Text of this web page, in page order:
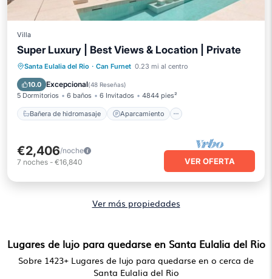
Villa
Super Luxury | Best Views & Location | Private
Santa Eulalia del Rio · Can Furnet 0.23 mi al centro
10.0 Excepcional(48 Reseñas)
5 Dormitorios 6 baños 6 Invitados 4844 pies²
Bañera de hidromasaje Aparcamiento
Bañera de hidromasaje
Aparcamiento
Piscina
Spa
€2,406/noche
7 noches - €16,840 VER OFERTA
Ver más propiedades
Lugares de lujo para quedarse en Santa Eulalia del Rio
Sobre 1423+ Lugares de lujo para quedarse en o cerca de
Santa Eulalia del Rio